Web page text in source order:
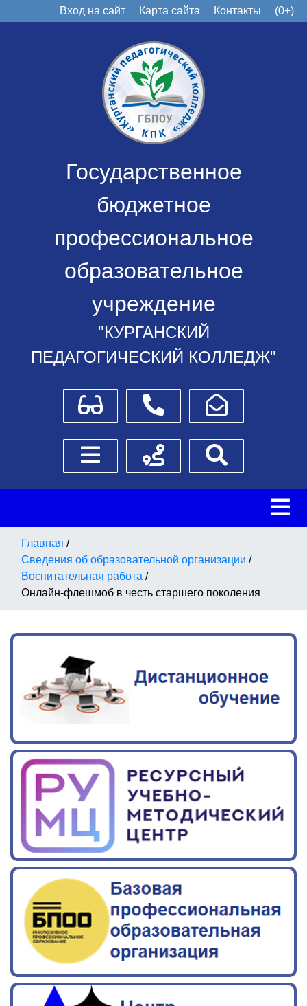
Вход на сайт Карта сайта Контакты (0+)
Государственное
бюджетное
профессиональное
образовательное
учреждение
"КУРГАНСКИЙ
ПЕДАГОГИЧЕСКИЙ КОЛЛЕДЖ"
Для слабовидящихТелефоныНаписать обращение
Боковое менюСхема проезда
Главная /
Сведения об образовательной организации /
Воспитательная работа /
Онлайн-флешмоб в честь старшего поколения